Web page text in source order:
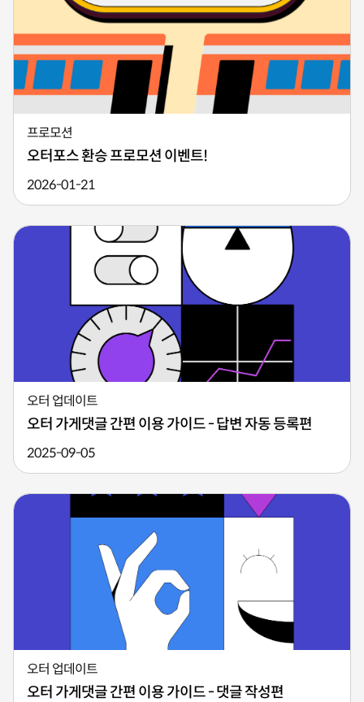
프로모션
오터포스 환승 프로모션 이벤트!
2026-01-21
오터 업데이트
오터 가게댓글 간편 이용 가이드 - 답변 자동 등록편
2025-09-05
오터 업데이트
오터 가게댓글 간편 이용 가이드 - 댓글 작성편